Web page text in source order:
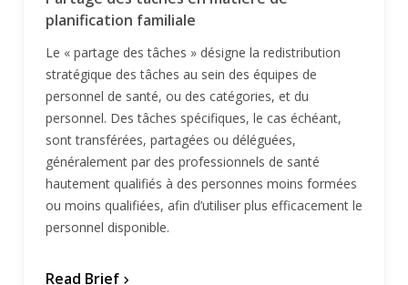
planification familiale
Le « partage des tâches » désigne la redistribution
stratégique des tâches au sein des équipes de
personnel de santé, ou des catégories, et du
personnel. Des tâches spécifiques, le cas échéant,
sont transférées, partagées ou déléguées,
généralement par des professionnels de santé
hautement qualifiés à des personnes moins formées
ou moins qualifiées, afin d’utiliser plus efficacement le
personnel disponible.
Read Brief chevron_forward